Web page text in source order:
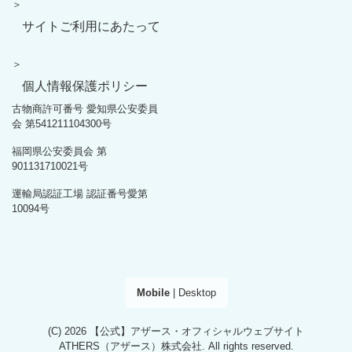
＞
サイトご利用にあたって
＞
個人情報保護ポリシー
古物商許可番号 愛知県公安委員
会 第541211104300号
福岡県公安委員会 第
901131710021号
運輸局認証工場 認証番号愛第
10094号
Mobile| Desktop
(C) 2026
【公式】アザース・オフィシャルウェブサイト
ATHERS（アザース）株式会社 . All rights reserved.